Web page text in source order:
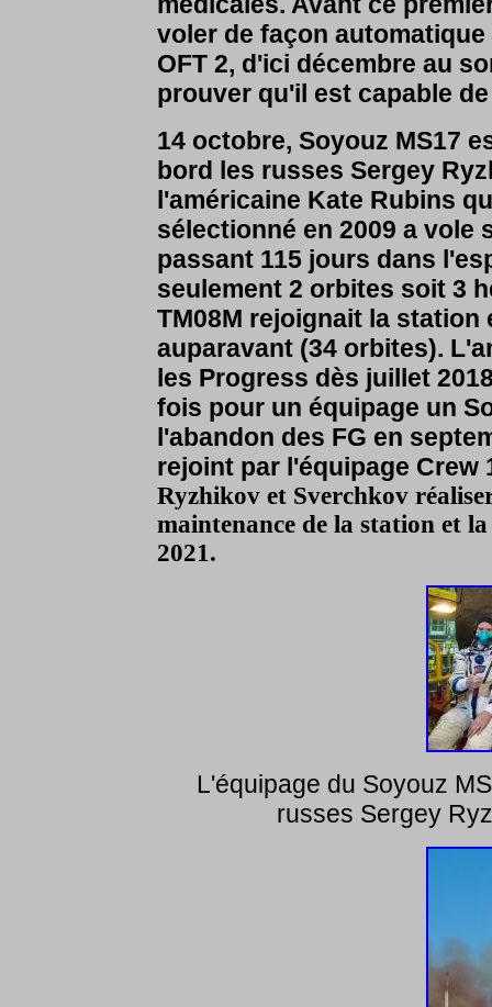
voler de façon
OFT 2, d'ici décembre au
prouver qu'il est capable
14 octobre, Soyouz MS17
bord les russes Sergey
l'américaine Kate Rubins
sélectionné en 2009 a vole
passant 115 jours dans
seulement 2 orbites soit 3
TM08M rejoignait la station
auparavant (34 orbites).
les Progress dès juillet
fois pour un équipage un
l'abandon des FG en
rejoint par l'équipage Crew
Ryzhikov et Sverchkov
maintenance de la station et
2021.
L'équipage du Soyouz
russes Sergey